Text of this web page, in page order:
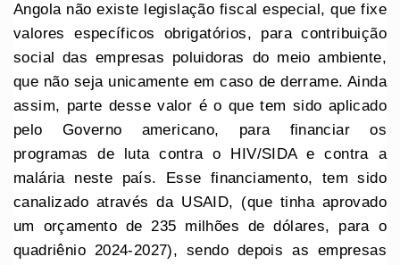
Angola não existe legislação fiscal especial, que fixe
valores específicos obrigatórios, para contribuição
social das empresas poluidoras do meio ambiente,
que não seja unicamente em caso de derrame. Ainda
assim, parte desse valor é o que tem sido aplicado
pelo Governo americano, para financiar os
programas de luta contra o HIV/SIDA e contra a
malária neste país. Esse financiamento, tem sido
canalizado através da USAID, (que tinha aprovado
um orçamento de 235 milhões de dólares, para o
quadriênio 2024-2027), sendo depois as empresas